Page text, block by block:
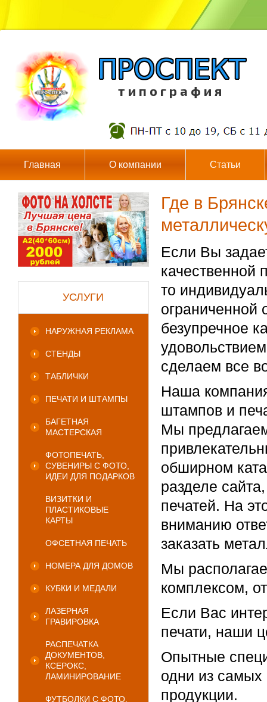
т и п о г р а ф и я
Главная О компании Статьи
УСЛУГИ
НАРУЖНАЯ РЕКЛАМА
СТЕНДЫ
ТАБЛИЧКИ
ПЕЧАТИ И ШТАМПЫ
БАГЕТНАЯ
МАСТЕРСКАЯ
ФОТОПЕЧАТЬ,
СУВЕНИРЫ С ФОТО,
ИДЕИ ДЛЯ ПОДАРКОВ
ВИЗИТКИ И
ПЛАСТИКОВЫЕ
КАРТЫ
ОФСЕТНАЯ ПЕЧАТЬ
НОМЕРА ДЛЯ ДОМОВ
КУБКИ И МЕДАЛИ
ЛАЗЕРНАЯ
ГРАВИРОВКА
РАСПЕЧАТКА
ДОКУМЕНТОВ,
КСЕРОКС,
ЛАМИНИРОВАНИЕ
ФУТБОЛКИ С ФОТО,
Где в
Если Вы
качественной
то
ограниченной
безупречное
сделаем все
Наша
штампов и
Мы
обширном
разделе
печатей. На
вниманию
заказать
Мы
комплексом,
Если Вас
печати, наши
Опытные
одни из самых
продукции.